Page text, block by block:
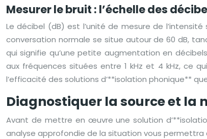
Mesurer le bruit : l’échelle des
Le décibel (dB) est l’unité de mesure de
conversation normale se situe autour de 60 dB,
qui signifie qu’une petite augmentation en
aux fréquences situées entre 1 kHz et 4 kHz, ce
l’efficacité des solutions d’**isolation phonique**
Diagnostiquer la source et la
Avant de mettre en œuvre une solution
analyse approfondie de la situation vous permettra